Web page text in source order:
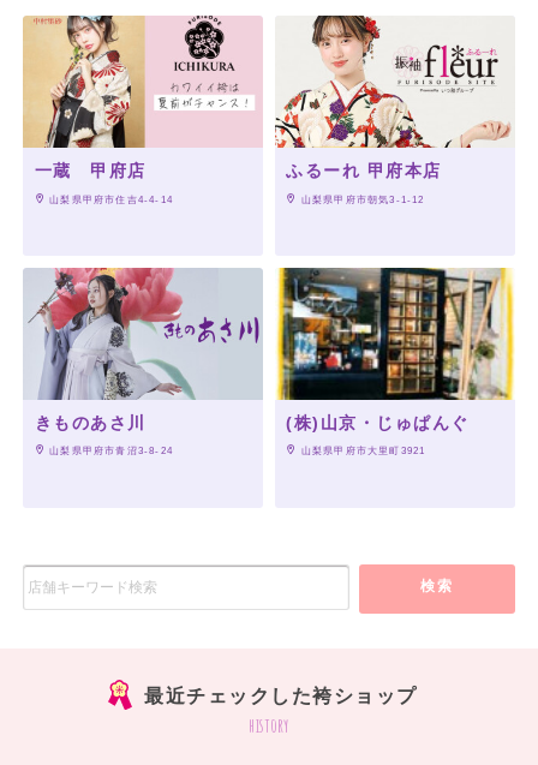
一蔵 甲府店
山梨県甲府市住吉4-4-14
ふるーれ 甲府本店
山梨県甲府市朝気3-1-12
きものあさ川
山梨県甲府市青沼3-8-24
(株)山京・じゅぱんぐ
山梨県甲府市大里町3921
検索
最近チェックした袴ショップ
history